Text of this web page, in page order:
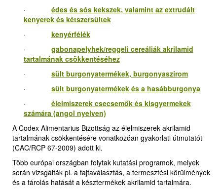
· édes és sós kekszek, valamint az extrudált
kenyerek és kétszersültek
· kenyérfélék
· gabonapelyhek/reggeli cereáliák akrilamid
tartalmának csökkentéséhez
· sült burgonyatermékek, burgonyaszirom
· sült burgonyatermékek és a hasábburgonya
· élelmiszerek csecsemők és kisgyermekek
számára (angol nyelven)
A Codex Alimentarius Bizottság az élelmiszerek akrilamid
tartalmának csökkentésére vonatkozóan gyakorlati útmutatót
(CAC/RCP 67-2009) adott ki.
Több európai országban folytak kutatási programok, melyek
során vizsgálták pl. a fajtaválasztás, a termesztési körülmények
és a tárolás hatását a késztermékek akrilamid tartalmára.